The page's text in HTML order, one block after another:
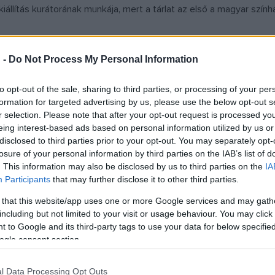
- Do Not Process My Personal Information
opt-out of the sale, sharing to third parties, or processing of your
for targeted advertising by us, please use the below opt-out
selection. Please note that after your opt-out request is processed
interest-based ads based on personal information utilized by us
to third parties prior to your opt-out. You may separately
of your personal information by third parties on the IAB’s list of
This information may also be disclosed by us to third parties on the
Participants that may further disclose it to other third parties.
that this website/app uses one or more Google services and may
but not limited to your visit or usage behaviour. You may
to Google and its third-party tags to use your data for below
consent section.
Data Processing Opt Outs
kurátorának munkája, mert a tárlat az első a magyar
befejezettnek, a tárlat a megkezdett
három csoportba osztva vizsgálja a 83 egykori kolléga
4 adminisztratív dolgozó, valamint 8 műszaki
nem élték túl a megpróbáltatásokat, míg tizennyolcan
nyolc egykori munkatársról pedig semmilyen
azonban a tablókról kirajzolódó emberi
operaénekesi dinasztából származó tenort, ifj. Ney
olyan kimagasló énekesek, mint Lendvay Andor és
Diósy Edit és Egry Lili – csaknem mindegyikének pályáját